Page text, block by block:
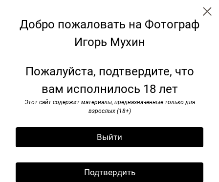
Добро пожаловать на Фотограф
Игорь Мухин
Пожалуйста, подтвердите, что
вам исполнилось 18 лет
Этот сайт содержит материалы, предназначенные только для
взрослых (18+)
Выйти
Подтвердить
Скамейки: трансформация для
будущего